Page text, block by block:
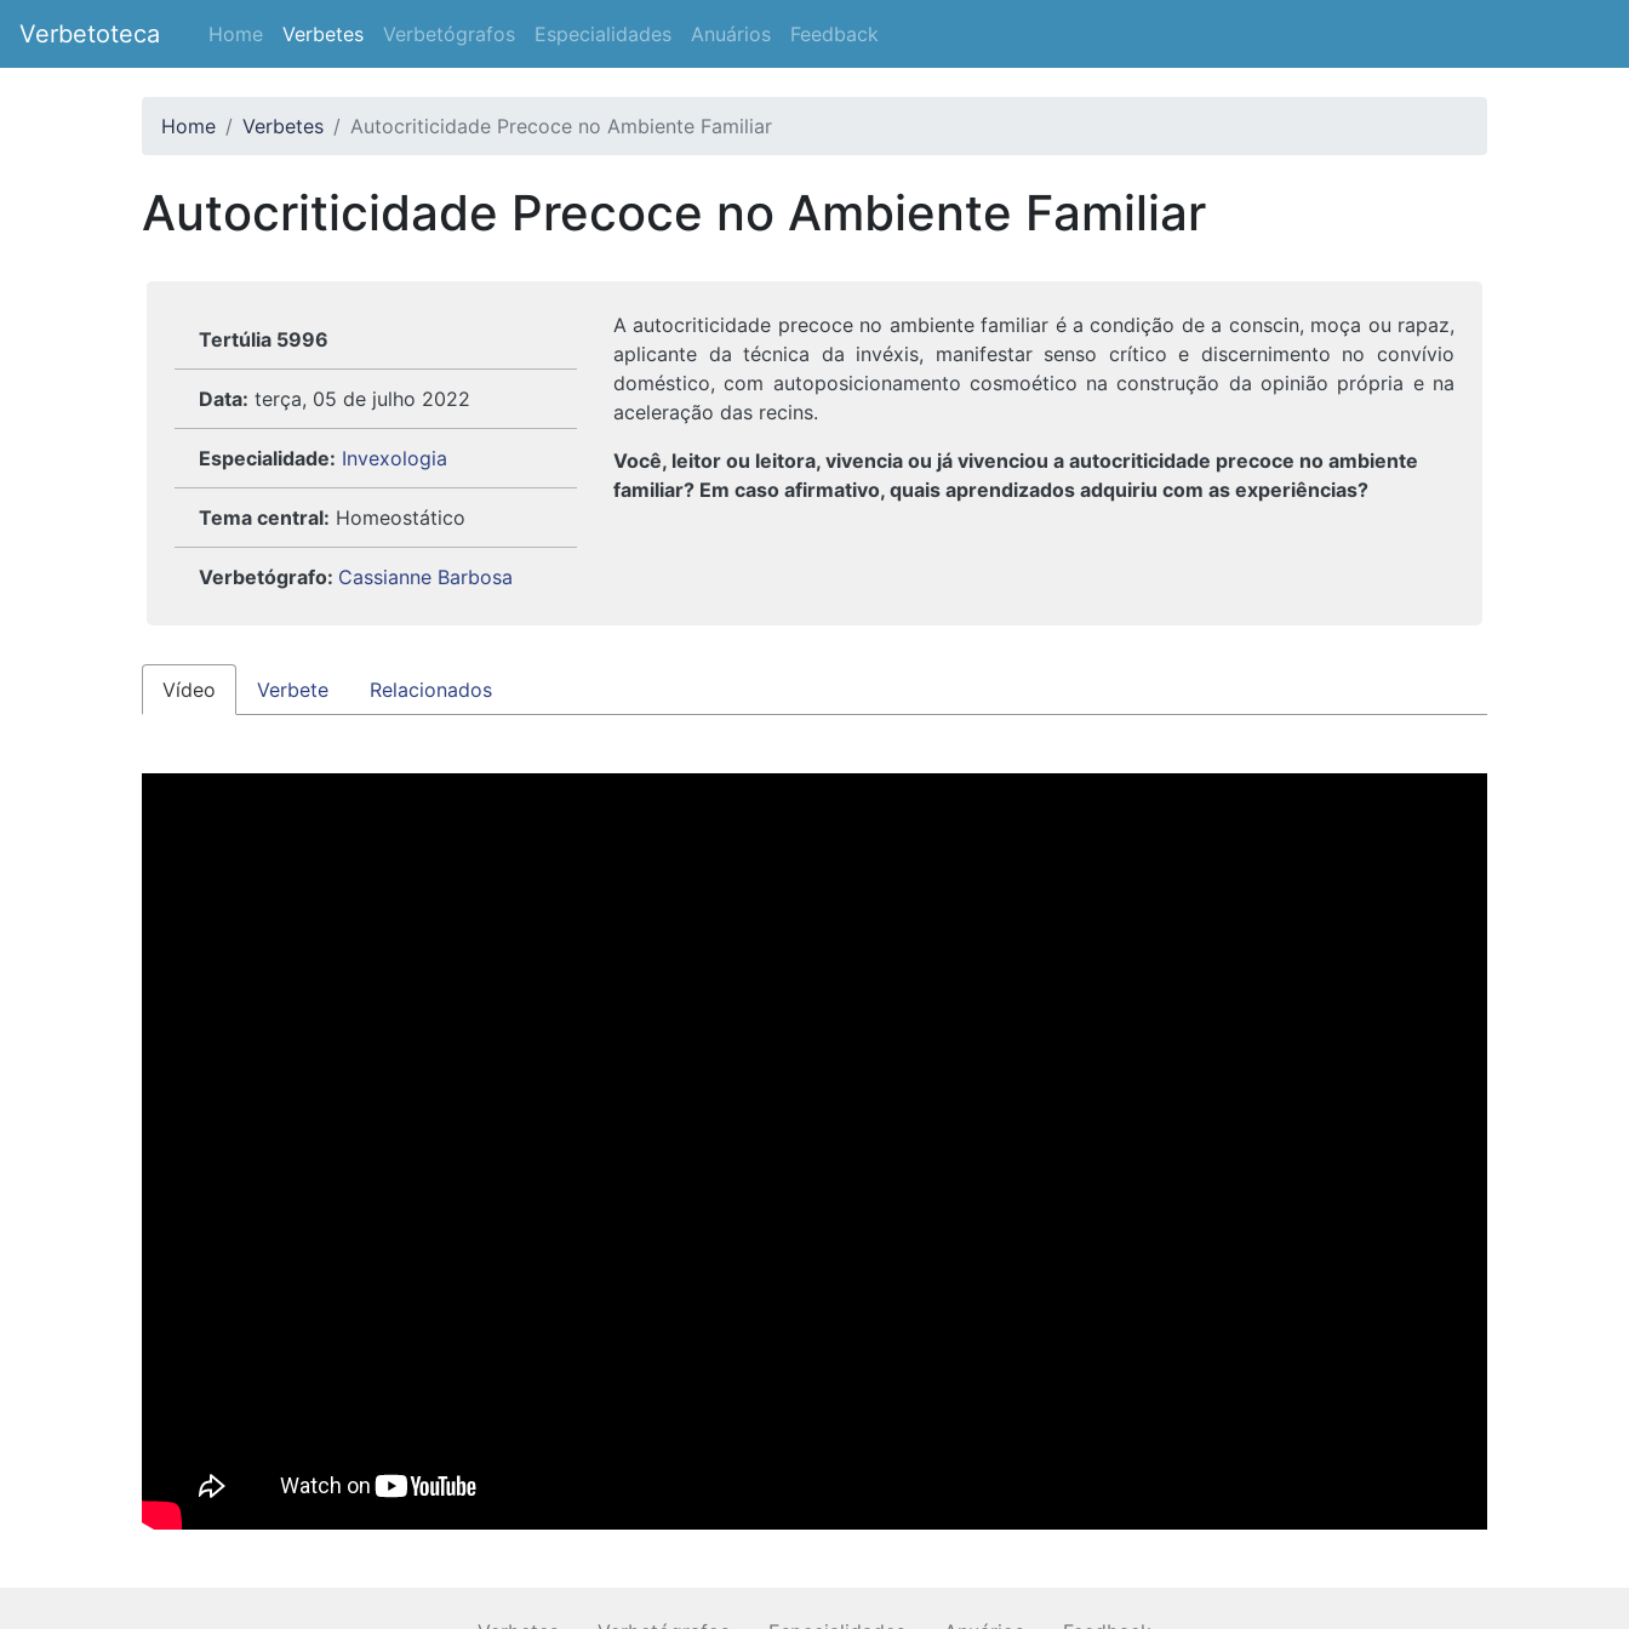
Verbetoteca Home Verbetes Verbetógrafos Especialidades Anuários Feedback
Home Verbetes Autocriticidade Precoce no Ambiente Familiar
Autocriticidade Precoce no Ambiente Familiar
Tertúlia 5996
Data: terça, 05 de julho 2022
Especialidade: Invexologia
Tema central: Homeostático
Verbetógrafo: Cassianne Barbosa
A autocriticidade precoce no ambiente familiar é a condição de a conscin, moça ou rapaz,
aplicante da técnica da invéxis, manifestar senso crítico e discernimento no convívio
doméstico, com autoposicionamento cosmoético na construção da opinião própria e na
aceleração das recins.
Você, leitor ou leitora, vivencia ou já vivenciou a autocriticidade precoce no ambiente
familiar? Em caso afirmativo, quais aprendizados adquiriu com as experiências?
Vídeo Verbete Relacionados